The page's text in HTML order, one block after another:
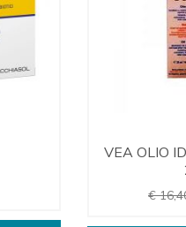
VEA OLIO
€